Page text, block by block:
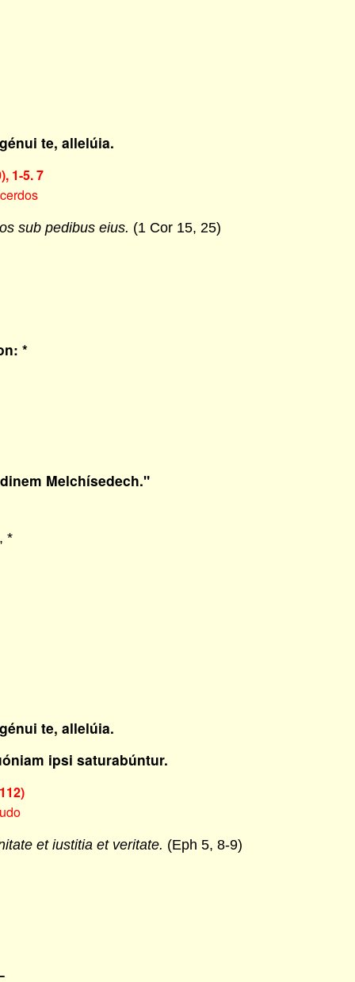
te, allelúia.
1-5. 7
sub pedibus eius. (1 Cor 15, 25)
*
Melchísedech."
*
te, allelúia.
ipsi saturabúntur.
et iustitia et veritate. (Eph 5, 8-9)